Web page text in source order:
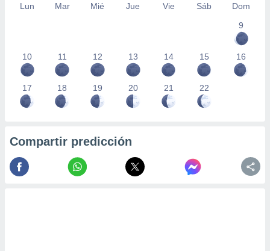
Lun Mar Mié Jue Vie Sáb
Dom
9
10 11 12 13 14 15 16
17 18 19 20 21 22
Compartir predicción